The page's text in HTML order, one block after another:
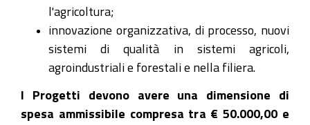
l'agricoltura;
innovazione organizzativa, di processo, nuovi
sistemi di qualità in sistemi agricoli,
agroindustriali e forestali e nella filiera.
I Progetti devono avere una dimensione di
spesa ammissibile compresa tra € 50.000,00 e